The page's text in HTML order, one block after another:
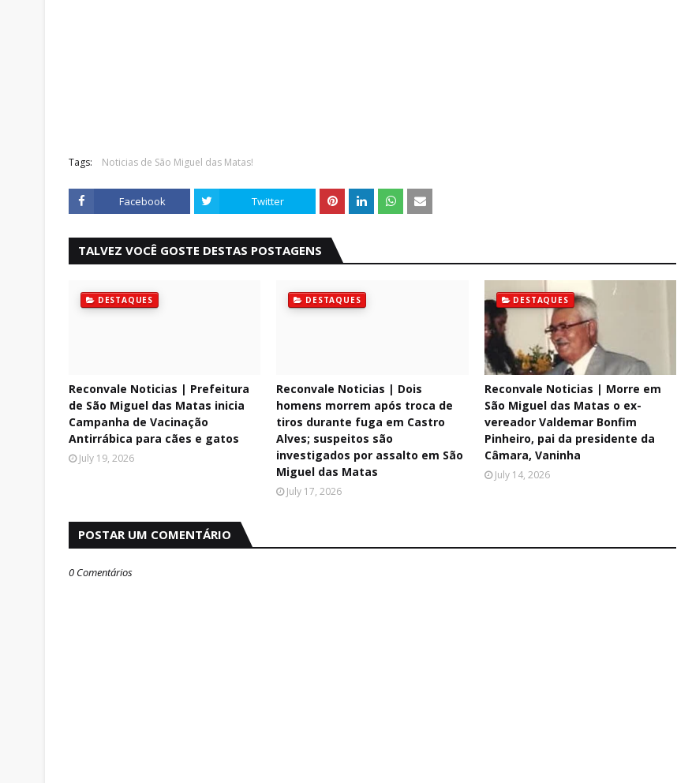
Tags: Noticias de São Miguel das Matas!
Facebook Twitter
TALVEZ VOCÊ GOSTE DESTAS POSTAGENS
DESTAQUES
Reconvale Noticias | Prefeitura
de São Miguel das Matas inicia
Campanha de Vacinação
Antirrábica para cães e gatos
July 19, 2026
DESTAQUES
Reconvale Noticias | Dois
homens morrem após troca de
tiros durante fuga em Castro
Alves; suspeitos são
investigados por assalto em São
Miguel das Matas
July 17, 2026
DESTAQUES
Reconvale Noticias | Morre em
São Miguel das Matas o ex-
vereador Valdemar Bonfim
Pinheiro, pai da presidente da
Câmara, Vaninha
July 14, 2026
POSTAR UM COMENTÁRIO
0 Comentários